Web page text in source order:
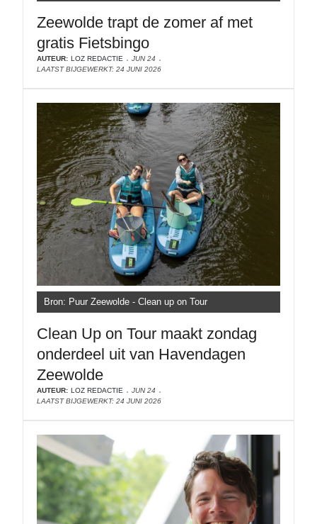
Zeewolde trapt de zomer af met
gratis Fietsbingo
AUTEUR: LOZ REDACTIE
JUN 24
LAATST BIJGEWERKT: 24 JUNI 2026
Bron: Puur Zeewolde - Clean up on Tour
Clean Up on Tour maakt zondag
onderdeel uit van Havendagen
Zeewolde
AUTEUR: LOZ REDACTIE
JUN 24
LAATST BIJGEWERKT: 24 JUNI 2026